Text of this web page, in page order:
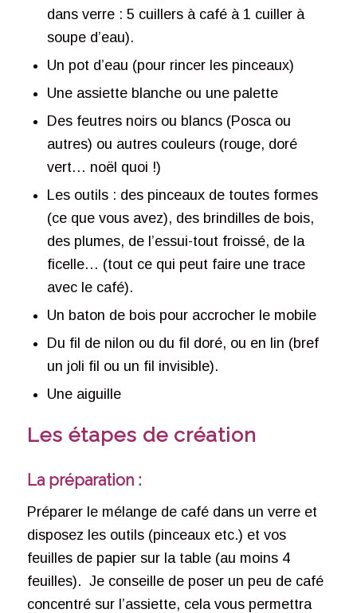
dans verre : 5 cuillers à café à 1 cuiller à
soupe d’eau).
Un pot d’eau (pour rincer les pinceaux)
Une assiette blanche ou une palette
Des feutres noirs ou blancs (Posca ou
autres) ou autres couleurs (rouge, doré
vert… noël quoi !)
Les outils : des pinceaux de toutes formes
(ce que vous avez), des brindilles de bois,
des plumes, de l’essui-tout froissé, de la
ficelle… (tout ce qui peut faire une trace
avec le café).
Un baton de bois pour accrocher le mobile
Du fil de nilon ou du fil doré, ou en lin (bref
un joli fil ou un fil invisible).
Une aiguille
Les étapes de création
La préparation :
Préparer le mélange de café dans un verre et
disposez les outils (pinceaux etc.) et vos
feuilles de papier sur la table (au moins 4
feuilles). Je conseille de poser un peu de café
concentré sur l’assiette, cela vous permettra